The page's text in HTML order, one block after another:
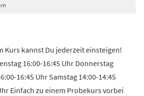
Kurs kannst Du jederzeit einsteigen!
16:00-16:45 Uhr Donnerstag
16:45 Uhr Samstag 14:00-14:45
Einfach zu einem Probekurs vorbei